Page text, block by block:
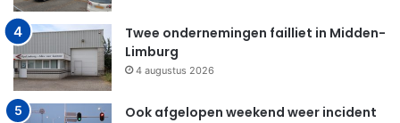
Twee ondernemingen failliet in Midden-
Limburg
4 augustus 2026
Ook afgelopen weekend weer incident